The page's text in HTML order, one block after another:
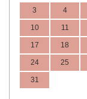
3 4
10 11
17 18
24 25
31